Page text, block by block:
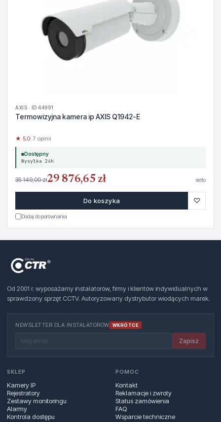
AXIS · ID 44991
Termowizyjna kamera ip AXIS Q1942-E
★ 5.0· 7 opinii
Dostępny
Wysyłka 24h
35 149,00 zł29 876,65 zł netto
Do koszyka ♡
Dodaj do porównania
Od 2001 r. wyposażamy instalatorów, firmy i klientów indywidualnych w
sprawdzony sprzęt CCTV. Autoryzowany dystrybutor wiodących marek.
NEWSLETTER DLA INSTALATORÓW WKRÓTCE
Zapisz
SKLEP
Kamery IP
Rejestratory
Zestawy monitoringu
Alarmy
Kontrola dostępu
POMOC
Kontakt
Reklamacje i zwroty
Status zamówienia
FAQ
Wsparcie techniczne